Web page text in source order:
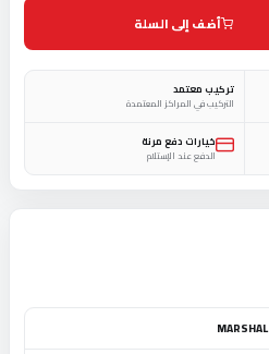
أضف إلى السلة
تركيب معتمد
التركيب في المراكز المعتمدة
خيارات دفع مرنة
الدفع عند الإستلام
MARSHAL